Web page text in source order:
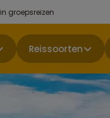
in groepsreizen
Reissoorten